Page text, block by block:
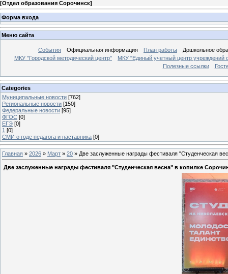
[Отдел образования Сорочинск]
Форма входа
Меню сайта
События Официальная информация План работы
Дошкольное
МКУ "Городской методический центр"
МКУ "Единый учетный центр учреждений
Полезные ссылки
Categories
Муниципальные новости [762]
Региональные новости [150]
Федеральные новости [95]
ФГОС [0]
ЕГЭ [0]
1 [0]
СМИ о годе педагога и наставника [0]
Главная » 2026 » Март » 20 » Две заслуженные награды фестиваля "Студенческая
Две заслуженные награды фестиваля "Студенческая весна" в копилке